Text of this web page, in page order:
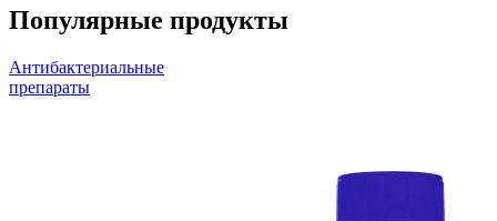
Популярные продукты
Антибактериальные
препараты